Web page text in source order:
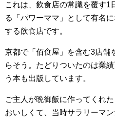
これは、飲食店の常識を覆す1
る「パワーママ」として有名
する飲食店です。
京都で「佰食屋」を含む3店舗
らそう。たどりついたのは業
う本も出版しています。
ご主人が晩御飯に作ってくれ
おいしくて、当時サラリーマ